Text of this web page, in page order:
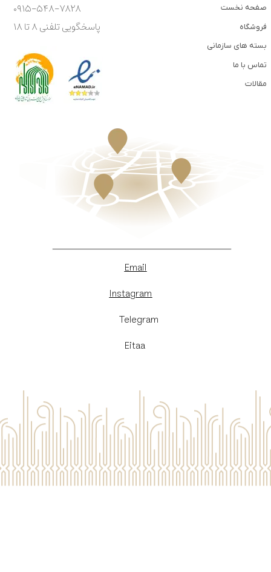
۰۹۱۵-۵۴۸-۷۸۲۸
پاسخگویی تلفنی ۸ تا ۱۸
صفحه نخست
فروشگاه
بسته های سازمانی
تماس با ما
مقالات
Email
Instagram
​Telegram
Eitaa